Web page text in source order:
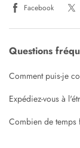
Facebook
Questions
Comment puis-je
Expédiez-vous à
Combien de temps